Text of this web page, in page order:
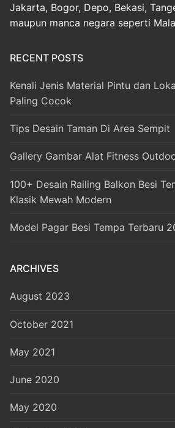
Jakarta, Bogor, Depo, Bekasi,
maupun manca negara seperti
RECENT POSTS
Kenali Jenis Material Pintu dan
Paling Cocok
Tips Desain Taman Di Area Sempit
Gallery Gambar Alat Fitness
100+ Desain Railing Balkon Besi
Klasik Mewah Modern
Model Pagar Besi Tempa Terbaru
ARCHIVES
August 2023
October 2021
May 2021
June 2020
May 2020